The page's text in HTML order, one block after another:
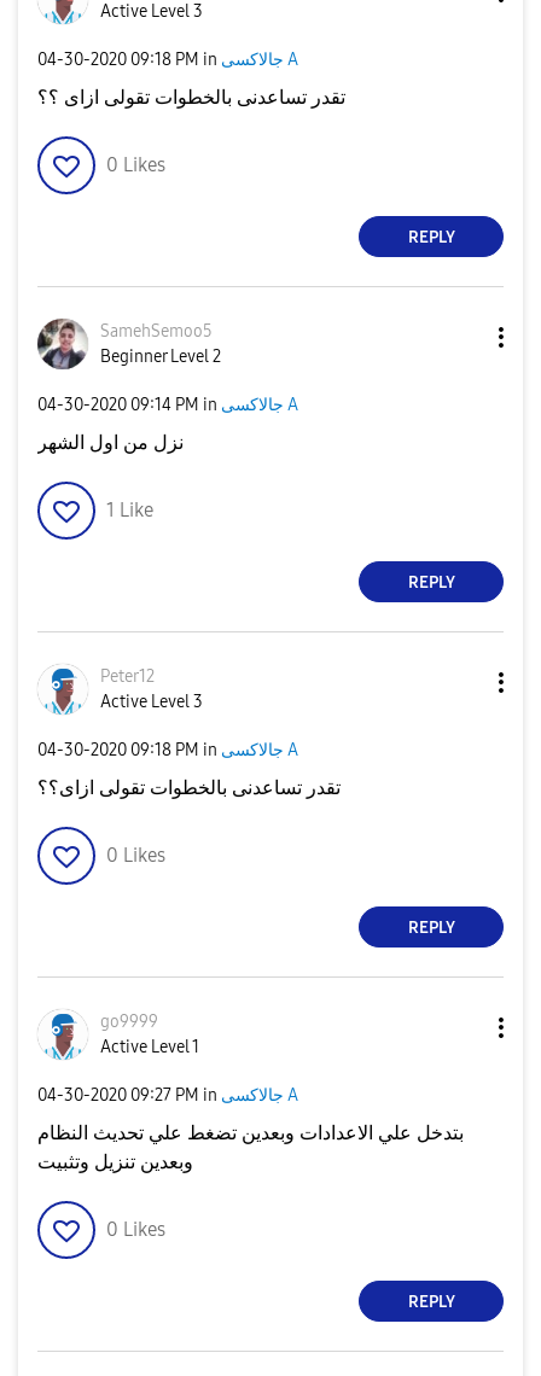
Active Level 3
‎04-30-2020 09:18 PM in جالاكسى A
تقدر تساعدنى بالخطوات تقولى ازاى ؟؟
0 Likes
REPLY
SamehSemoo5
Beginner Level 2
‎04-30-2020 09:14 PM in جالاكسى A
نزل من اول الشهر
1 Like
REPLY
Peter12
Active Level 3
‎04-30-2020 09:18 PM in جالاكسى A
تقدر تساعدنى بالخطوات تقولى ازاى؟؟
0 Likes
REPLY
go9999
Active Level 1
‎04-30-2020 09:27 PM in جالاكسى A
بتدخل علي الاعدادات وبعدين تضغط علي تحديث النظام
وبعدين تنزيل وتثبيت
0 Likes
REPLY